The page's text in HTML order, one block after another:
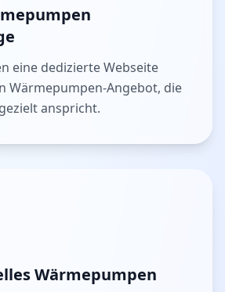
eine dedizierte Webseite
Wärmepumpen-Angebot, die
anspricht.
Wärmepumpen